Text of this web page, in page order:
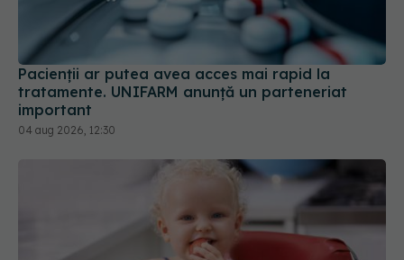
Pacienții ar putea avea acces mai rapid la
tratamente. UNIFARM anunță un parteneriat
important
04 aug 2026, 12:30